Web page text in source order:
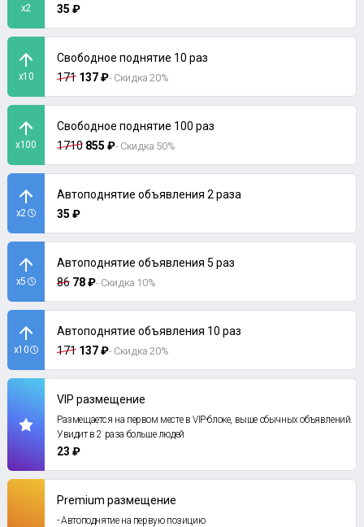
x2
35 ₽
x10
Свободное поднятие 10 раз
171 137 ₽- Скидка 20%
x100
Свободное поднятие 100 раз
1710 855 ₽- Скидка 50%
x2
Автоподнятие объявления 2 раза
35 ₽
x5
Автоподнятие объявления 5 раз
86 78 ₽- Скидка 10%
x10
Автоподнятие объявления 10 раз
171 137 ₽- Скидка 20%
VIP размещение
Размещается на первом месте в VIP-блоке, выше обычных объявлений.
Увидит в 2 раза больше людей
23 ₽
Premium размещение
- Автоподнятие на первую позицию